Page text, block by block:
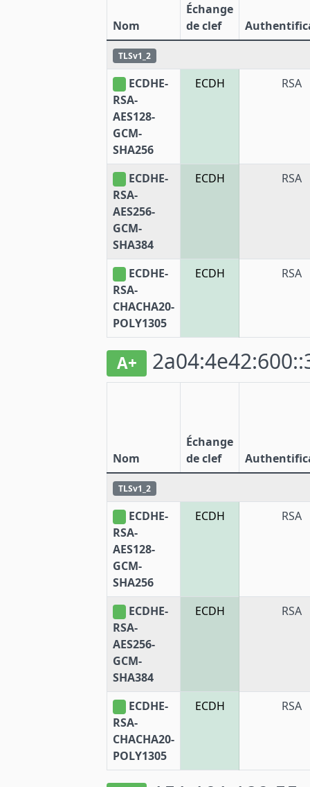
Nom
Échange
de clef
TLSv1_2
ECDHE-
RSA-
AES128-
GCM-
SHA256
ECDH RSA
ECDHE-
RSA-
AES256-
GCM-
SHA384
ECDH RSA
ECDHE-
RSA-
CHACHA20-
POLY1305
ECDH RSA
A+
Nom
Échange
de clef
TLSv1_2
ECDHE-
RSA-
AES128-
GCM-
SHA256
ECDH RSA
ECDHE-
RSA-
AES256-
GCM-
SHA384
ECDH RSA
ECDHE-
RSA-
CHACHA20-
POLY1305
ECDH RSA